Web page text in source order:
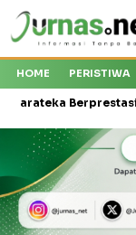
HOME PERISTIWA
Berprestasi,